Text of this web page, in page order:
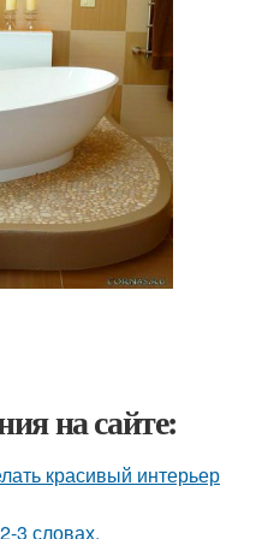
на сайте:
красивый интерьер
3 словах.